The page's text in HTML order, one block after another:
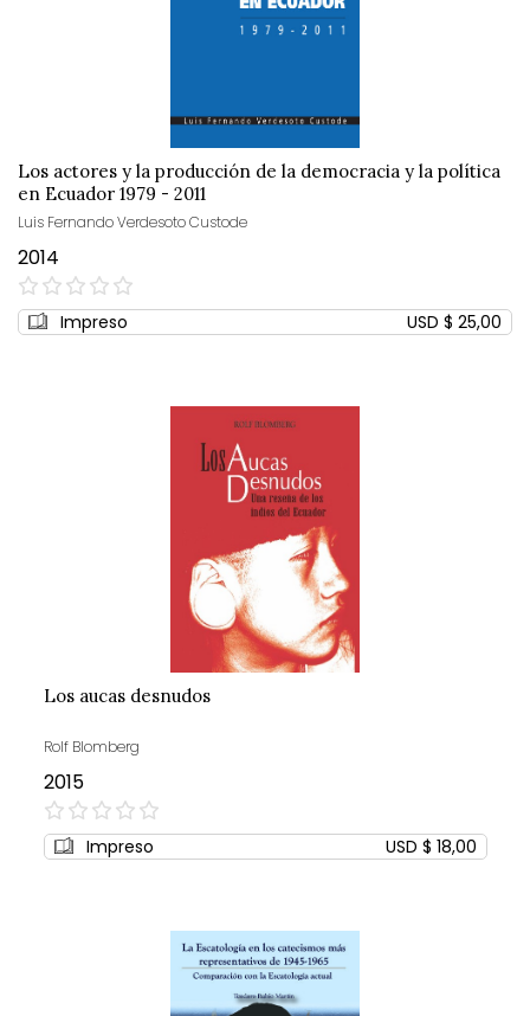
Los actores y la producción de la democracia y la política
en Ecuador 1979 - 2011
Luis Fernando Verdesoto Custode
2014
0%
Impreso USD $ 25,00
Los aucas desnudos
Rolf Blomberg
2015
0%
Impreso USD $ 18,00